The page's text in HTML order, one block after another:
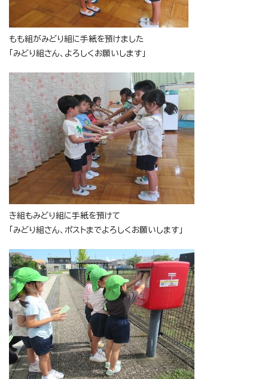
もも組がみどり組に手紙を預けました
「みどり組さん、よろしくお願いします」
き組もみどり組に手紙を預けて
「みどり組さん、ポストまでよろしくお願いします」